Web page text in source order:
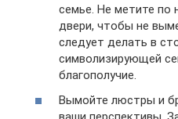
семье. Не метите по
двери, чтобы не
следует делать в
символизирующей
благополучие.
Вымойте люстры и